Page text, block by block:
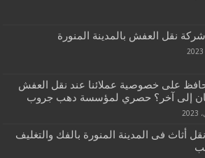
نقل العفش بالمدينة المنورة
على خصوصية عملائنا عند نقل العفش
إلى آخر؟ حصري لمؤسسة دهب جروب
أثاث فى المدينة المنورة بالفك والتغليف